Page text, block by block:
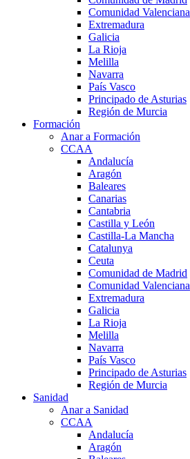
Comunidad Valenciana
Extremadura
Galicia
La Rioja
Melilla
Navarra
País Vasco
Principado de Asturias
Región de Murcia
Formación
Anar a Formación
CCAA
Andalucía
Aragón
Baleares
Canarias
Cantabria
Castilla y León
Castilla-La Mancha
Catalunya
Ceuta
Comunidad de Madrid
Comunidad Valenciana
Extremadura
Galicia
La Rioja
Melilla
Navarra
País Vasco
Principado de Asturias
Región de Murcia
Sanidad
Anar a Sanidad
CCAA
Andalucía
Aragón